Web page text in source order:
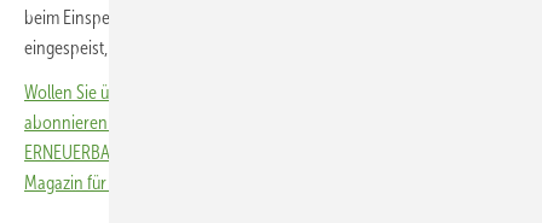
beim Einspeichern. Wird der Strom aus dem Speicher ins Netz
eingespeist, muss er nicht nochmals versteuert werden.
Wollen Sie über die Energiewende auf dem Laufenden bleiben? Dann
abonnieren Sie einfach den kostenlosen Newsletter von
ERNEUERBARE ENERGIEN – dem größten verbandsunabhängigen
Magazin für erneuerbare Energien in Deutschland!